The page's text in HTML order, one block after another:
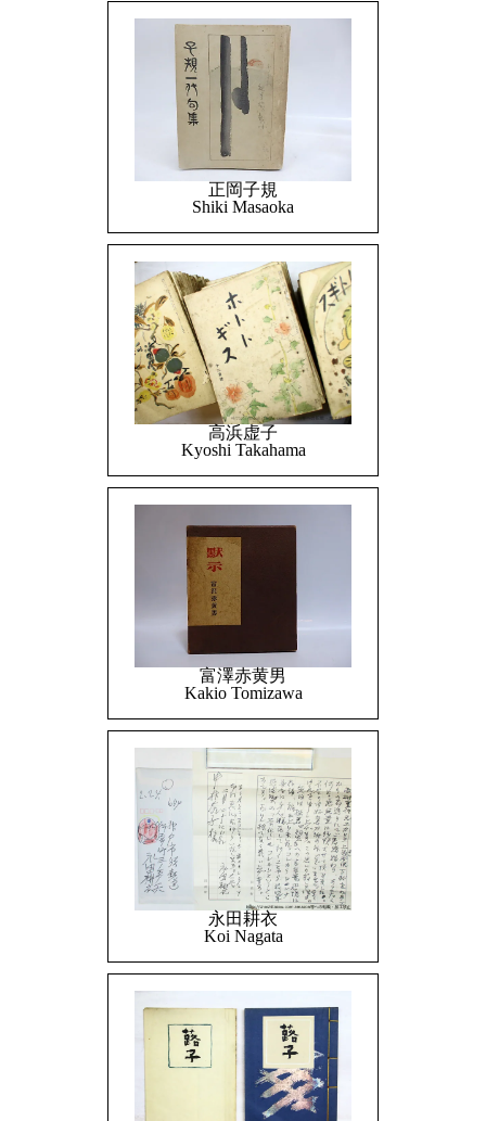
正岡子規
Shiki Masaoka
高浜虚子
Kyoshi Takahama
富澤赤黄男
Kakio Tomizawa
永田耕衣
Koi Nagata